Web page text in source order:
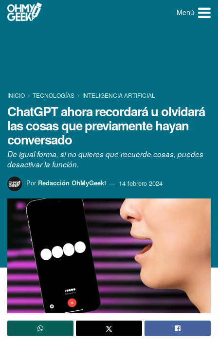
Menú
INICIO TECNOLOGÍ­AS INTELIGENCIA ARTIFICIAL
ChatGPT ahora recordará u olvidará
las cosas que previamente hayan
conversado
De igual forma, si no quieres que recuerde cosas, puedes
desactivar la función.
Por Redacción OhMyGeek! 14 febrero 2024